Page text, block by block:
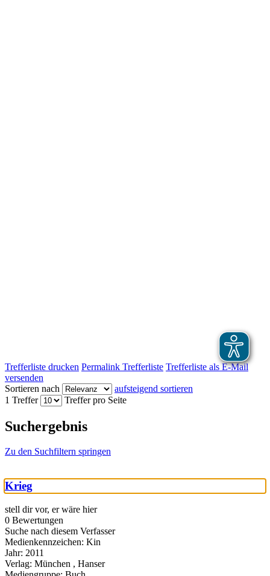
Trefferliste drucken Permalink Trefferliste Trefferliste als E-Mail
versenden
Sortieren nach
aufsteigend sortieren
1 Treffer
Treffer pro Seite
Suchergebnis
Zu den Suchfiltern springen
Krieg
stell dir vor, er wäre hier
0 Bewertungen
Suche nach diesem Verfasser
Medienkennzeichen: Kin
Jahr: 2011
Verlag: München , Hanser